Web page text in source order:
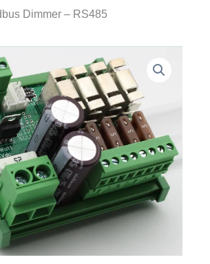
Dimmer – RS485